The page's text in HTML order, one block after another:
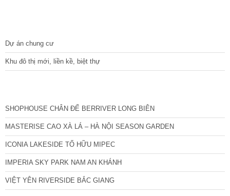
Dự án chung cư
Khu đô thị mới, liền kề, biệt thự
SHOPHOUSE CHÂN ĐẾ BERRIVER LONG BIÊN
MASTERISE CAO XÀ LÁ – HÀ NỘI SEASON GARDEN
ICONIA LAKESIDE TỐ HỮU MIPEC
IMPERIA SKY PARK NAM AN KHÁNH
VIỆT YÊN RIVERSIDE BẮC GIANG